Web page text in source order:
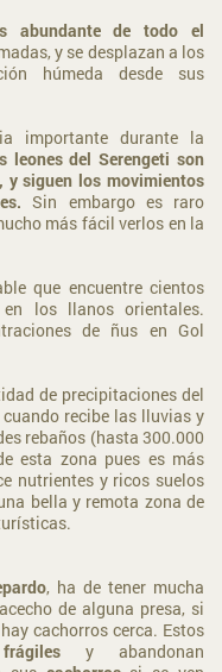
abundante de todo el
y se desplazan a los
húmeda desde sus
importante durante la
leones del Serengeti son
y siguen los movimientos
Sin embargo es raro
más fácil verlos en la
que encuentre cientos
en los llanos orientales.
de ñus en Gol
de precipitaciones del
recibe las lluvias y
rebaños (hasta 300.000
esta zona pues es más
nutrientes y ricos suelos
bella y remota zona de
, ha de tener mucha
de alguna presa, si
cachorros cerca. Estos
y abandonan